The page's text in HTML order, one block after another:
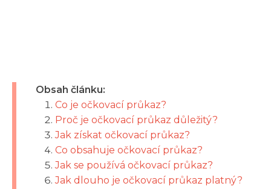
Obsah článku:
Co je očkovací průkaz?
Proč je očkovací průkaz důležitý?
Jak získat očkovací průkaz?
Co obsahuje očkovací průkaz?
Jak se používá očkovací průkaz?
Jak dlouho je očkovací průkaz platný?